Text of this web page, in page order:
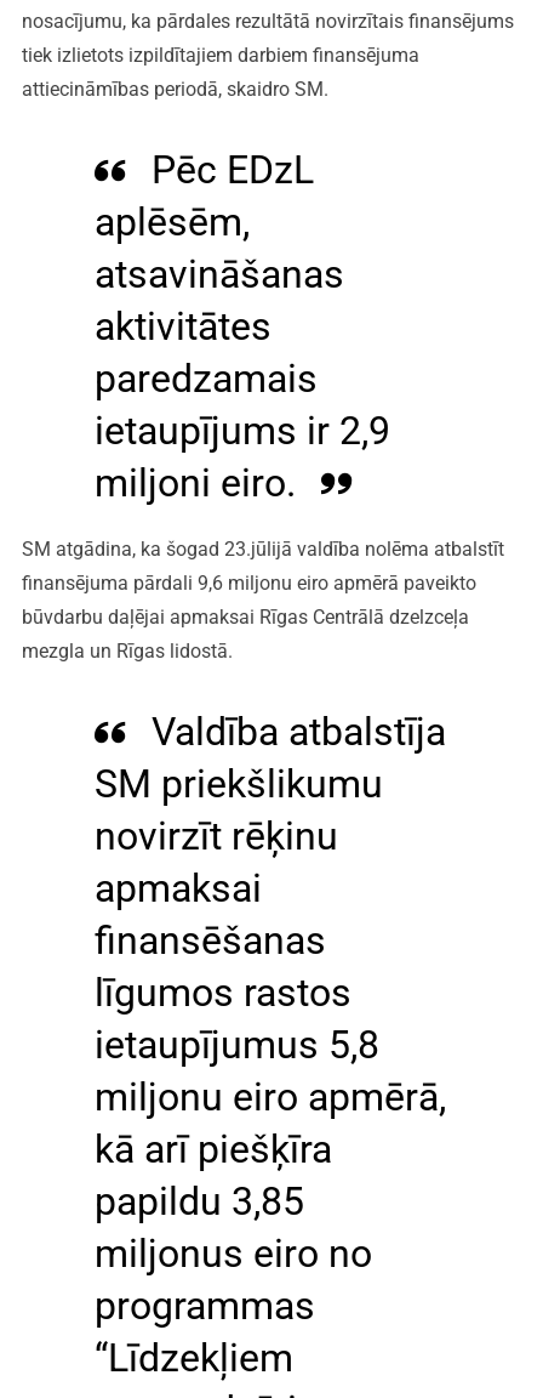
nosacījumu, ka pārdales rezultātā novirzītais finansējums
tiek izlietots izpildītajiem darbiem finansējuma
attiecināmības periodā, skaidro SM.
Pēc EDzL
aplēsēm,
atsavināšanas
aktivitātes
paredzamais
ietaupījums ir 2,9
miljoni eiro.
SM atgādina, ka šogad 23.jūlijā valdība nolēma atbalstīt
finansējuma pārdali 9,6 miljonu eiro apmērā paveikto
būvdarbu daļējai apmaksai Rīgas Centrālā dzelzceļa
mezgla un Rīgas lidostā.
Valdība atbalstīja
SM priekšlikumu
novirzīt rēķinu
apmaksai
finansēšanas
līgumos rastos
ietaupījumus 5,8
miljonu eiro apmērā,
kā arī piešķīra
papildu 3,85
miljonus eiro no
programmas
“Līdzekļiem